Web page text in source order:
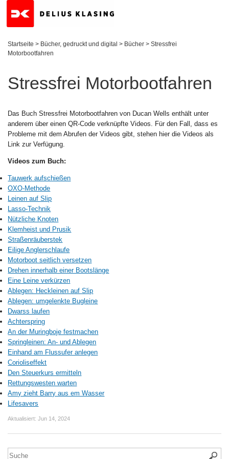
Startseite > Bücher, gedruckt und digital > Bücher > Stressfrei
Motorbootfahren
Stressfrei Motorbootfahren
Das BuchStressfrei Motorbootfahren von Ducan Wells enthält unter
anderem über einen QR-Code verknüpfte Videos. Für den Fall, dass es
Probleme mit dem Abrufen der Videos gibt, stehen hier die Videos als
Link zur Verfügung.
Videos zum Buch:
Tauwerk aufschießen
OXO-Methode
Leinen auf Slip
Lasso-Technik
Nützliche Knoten
Klemheist und Prusik
Straßenräuberstek
Eilige Anglerschlaufe
Motorboot seitlich versetzen
Drehen innerhalb einer Bootslänge
Eine Leine verkürzen
Ablegen: Heckleinen auf Slip
Ablegen: umgelenkte Bugleine
Dwarss laufen
Achterspring
An der Muringboje festmachen
Springleinen: An- und Ablegen
Einhand am Flussufer anlegen
Corioliseffekt
Den Steuerkurs ermitteln
Rettungswesten warten
Amy zieht Barry aus em Wasser
Lifesavers
Aktualisiert: Jun 14, 2024